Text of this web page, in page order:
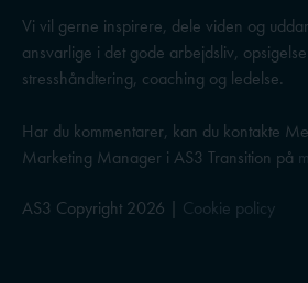
Vi vil gerne inspirere, dele viden og
ansvarlige i det gode arbejdsliv,
stresshåndtering, coaching og ledelse.
Har du kommentarer, kan du kontakte
Marketing Manager i AS3 Transition på
AS3 Copyright 2026 | Cookie policy